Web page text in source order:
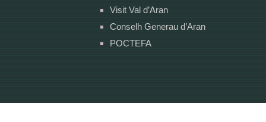
Visit Val d’Aran
Conselh Generau d’Aran
POCTEFA